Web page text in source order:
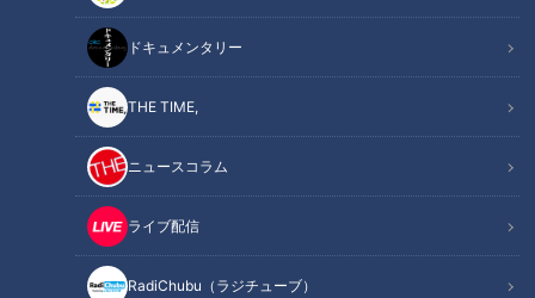
ドキュメンタリー
THE TIME,
ニュースコラム
ライブ配信
RadiChubu（ラジチューブ）
関連リンク
【動画】新鮮な海産物がずらり！食べ歩きも楽
魚のアメ横「寺泊魚の市場通り」でサバの串焼きを爆食！
「足に丸いツブツブが」じんましんかと思ったら…
オススメ関連コンテンツ